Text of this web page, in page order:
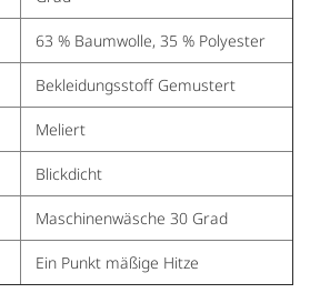
63 % Baumwolle, 35 % Polyester
Bekleidungsstoff Gemustert
Meliert
Blickdicht
Maschinenwäsche 30 Grad
Ein Punkt mäßige Hitze